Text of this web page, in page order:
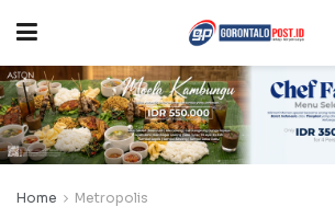
Home Metropolis